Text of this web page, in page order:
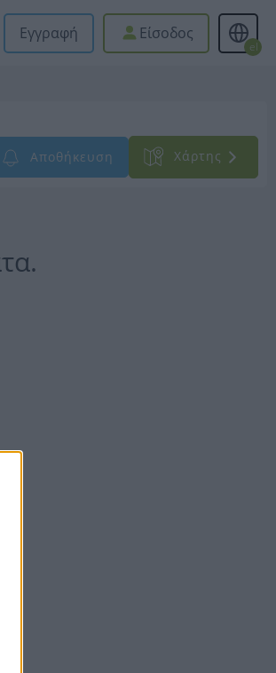
Εγγραφή Είσοδος
el
Αποθήκευση Xάρτης